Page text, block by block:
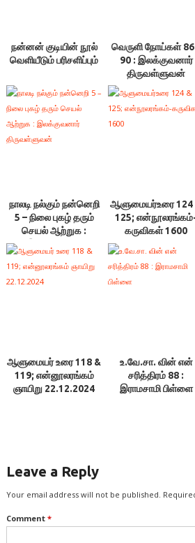
நன்னன் குடியின் நூல்
வெளியீடும் பரிசளிப்பும்
வெருளி நோய்கள் 86
90 : இலக்குவனார்
திருவள்ளுவன்
நாலடி நல்கும் நன்னெறி
5 – நிலை புகழ் தரும்
செயல் ஆற்றுக :
திருவள்ளுவன்
ஆளுமையர்உரை 124
125;
கருவிகள் 1600
ஆளுமையர் உரை 118 &
119; என்னூலரங்கம்
ஞாயிறு 22.12.2024
உ.வே.சா. வின் என்
சரித்திரம் 88 :
இராமசாமி பிள்ளை
Leave a Reply
Your email address will not be published.
Comment *